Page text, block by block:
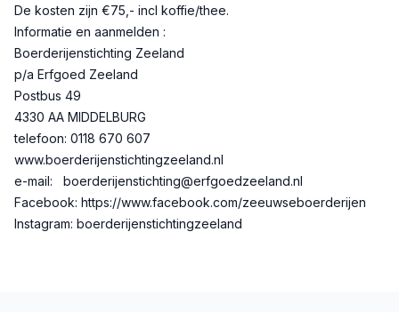
De kosten zijn €75,- incl koffie/thee.
Informatie en aanmelden :
Boerderijenstichting Zeeland
p/a Erfgoed Zeeland
Postbus 49
4330 AA MIDDELBURG
telefoon: 0118 670 607
www.boerderijenstichtingzeeland.nl
e-mail: boerderijenstichting@erfgoedzeeland.nl
Facebook: https://www.facebook.com/zeeuwseboerderijen
Instagram: boerderijenstichtingzeeland